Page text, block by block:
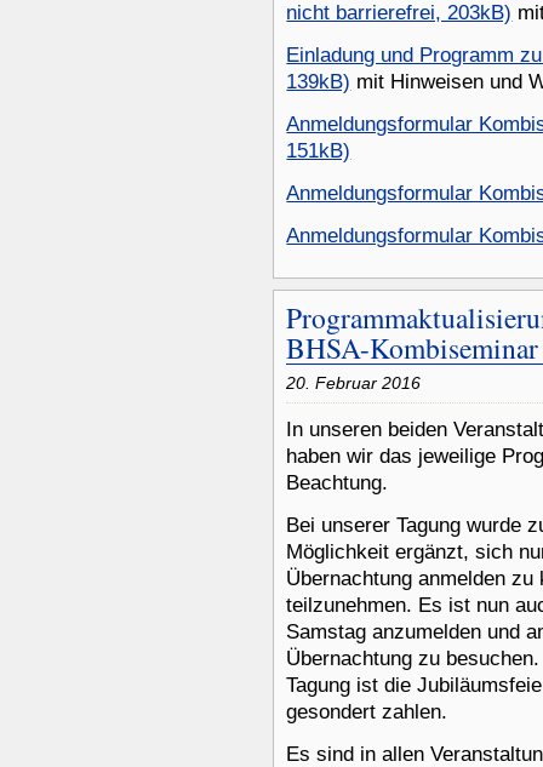
nicht barrierefrei, 203kB)
Einladung und Programm
139kB) mit Hinweisen und
Anmeldungsformular
151kB)
Anmeldungsformular
Anmeldungsformular
BHSA-Kombiseminar
20. Februar 2016
In unseren beiden
haben wir das jeweilige
Beachtung.
Bei unserer Tagung wurde
Möglichkeit ergänzt, sich
Übernachtung anmelden zu
teilzunehmen. Es ist nun
Samstag anzumelden und
Übernachtung zu
Tagung ist die
gesondert zahlen.
Es sind in allen